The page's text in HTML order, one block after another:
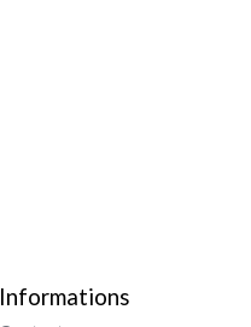
Informations